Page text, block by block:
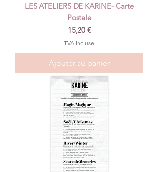
LES ATELIERS DE KARINE- Carte
Postale
Prix
15,20 €
TVA Incluse
Ajouter au panier